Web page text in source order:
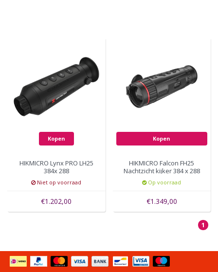
Kopen
HIKMICRO Lynx PRO LH25
384x 288
Niet op voorraad
€1.202,00
Kopen
HIKMICRO Falcon FH25
Nachtzicht kijker 384 x 288
Op voorraad
€1.349,00
1